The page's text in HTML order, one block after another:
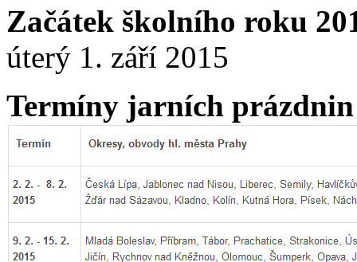
Začátek školního roku
úterý 1. září 2015
Termíny jarních prázdnin